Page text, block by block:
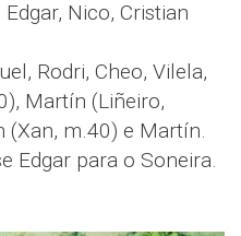
Nico, Cristian
Rodri, Cheo, Vilela,
Martín (Liñeiro,
(Xan, m.40) e Martín.
Edgar para o Soneira.